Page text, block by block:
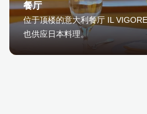
餐厅
位于顶楼的意大利餐厅 IL
也供应日本料理。